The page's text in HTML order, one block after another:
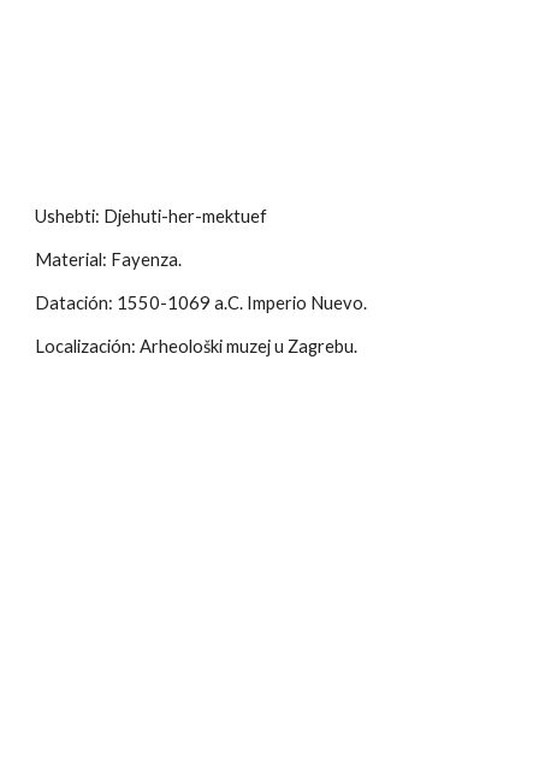
Ushebti: Djehuti-her-mektuef
Material: Fayenza.
Datación: 1550-1069 a.C. Imperio Nuevo.
Localización: Arheološki muzej u Zagrebu.